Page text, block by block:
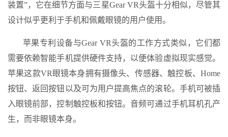
装置”，它在细节方面与三星Gear VR头盔十分相似，尽管其
设计似乎更利于手机和佩戴眼镜的用户使用。
苹果专利设备与Gear VR头盔的工作方式类似，它们都
需要依赖智能手机提供硬件支持，以便体验虚拟现实感觉。
苹果这款VR眼镜本身拥有摄像头、传感器、触控板、Home
按钮、返回按钮以及可为用户提高焦点的滚轮。手机可被插
入眼镜前部，控制触控板和按钮。音频可通过手机耳机孔产
生，而非眼镜本身。